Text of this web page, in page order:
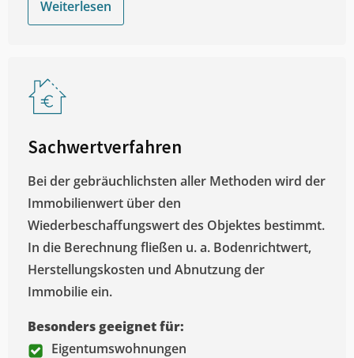
Weiterlesen
Sachwertverfahren
Bei der gebräuchlichsten aller Methoden wird der
Immobilienwert über den
Wiederbeschaffungswert des Objektes bestimmt.
In die Berechnung fließen u. a. Bodenrichtwert,
Herstellungskosten und Abnutzung der
Immobilie ein.
Besonders geeignet für:
Eigentumswohnungen